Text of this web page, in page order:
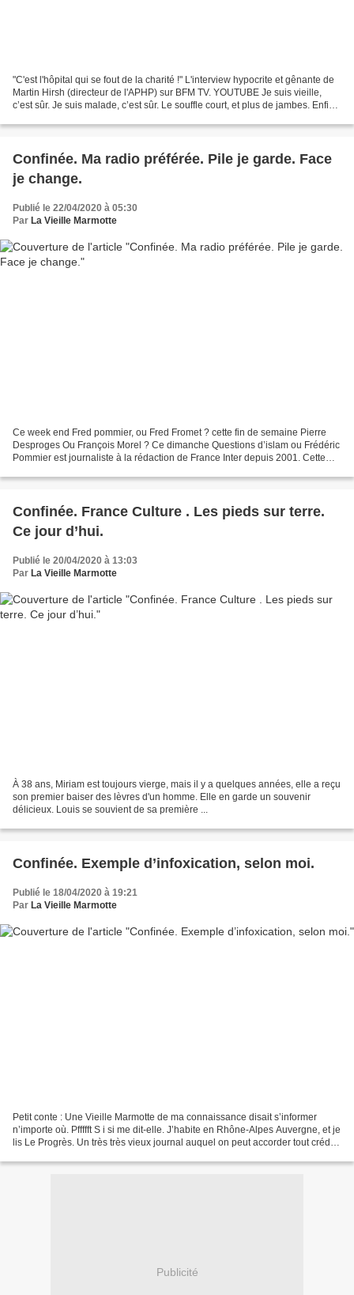
"C'est l'hôpital qui se fout de la charité !" L'interview hypocrite et gênante de
Martin Hirsh (directeur de l'APHP) sur BFM TV. YOUTUBE Je suis vieille,
c’est sûr. Je suis malade, c’est sûr. Le souffle court, et plus de jambes. Enfin,
Confinée. Ma radio préférée. Pile je garde. Face
je change.
Publié le 22/04/2020 à 05:30
Par La Vieille Marmotte
Ce week end Fred pommier, ou Fred Fromet ? cette fin de semaine Pierre
Desproges Ou François Morel ? Ce dimanche Questions d’islam ou Frédéric
Pommier est journaliste à la rédaction de France Inter depuis 2001. Cette
Confinée. France Culture . Les pieds sur terre.
Ce jour d’hui.
Publié le 20/04/2020 à 13:03
Par La Vieille Marmotte
À 38 ans, Miriam est toujours vierge, mais il y a quelques années, elle a reçu
son premier baiser des lèvres d'un homme. Elle en garde un souvenir
délicieux. Louis se souvient de sa première ...
Confinée. Exemple d’infoxication, selon moi.
Publié le 18/04/2020 à 19:21
Par La Vieille Marmotte
Petit conte : Une Vieille Marmotte de ma connaissance disait s’informer
n’importe où. Pffffft S i si me dit-elle. J’habite en Rhône-Alpes Auvergne, et je
lis Le Progrès. Un très très vieux journal auquel on peut accorder tout crédit.
Publicité